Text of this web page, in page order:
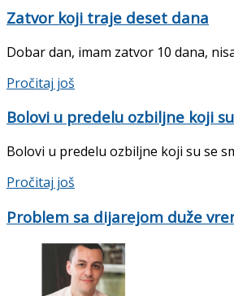
Zatvor koji traje deset dana
Dobar dan, imam zatvor 10 dana,
Pročitaj još
Bolovi u predelu ozbiljne koji
Bolovi u predelu ozbiljne koji su se
Pročitaj još
Problem sa dijarejom duže